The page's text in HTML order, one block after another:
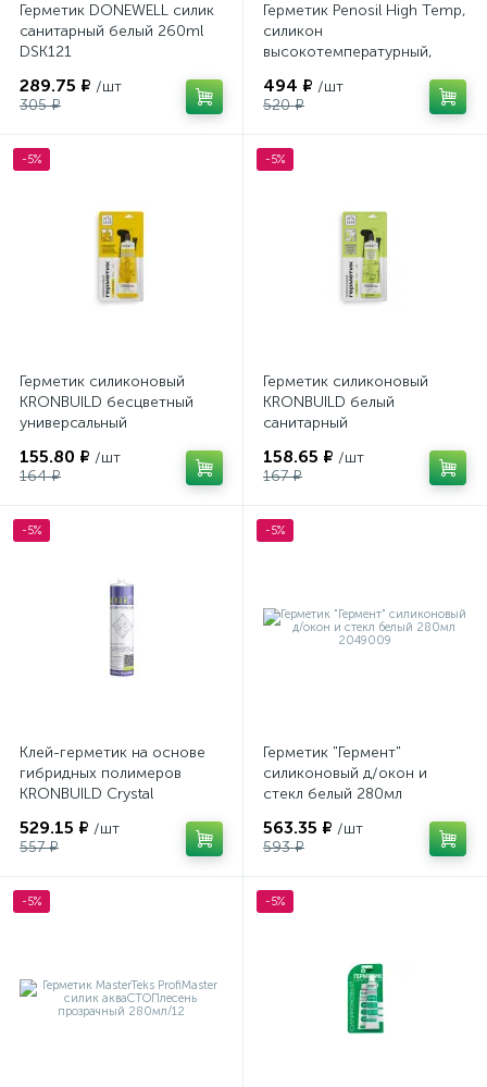
Герметик DONEWELL силик
санитарный белый 260ml
DSK121
289.75 ₽ /шт
305 ₽
Герметик Penosil High Temp,
силикон
высокотемпературный,
494 ₽ /шт
520 ₽
-5%
Герметик силиконовый
KRONBUILD бесцветный
универсальный
выдавливания) 80мл
155.80 ₽ /шт
164 ₽
-5%
Герметик силиконовый
KRONBUILD белый
санитарный
выдавливания) 80мл
158.65 ₽ /шт
167 ₽
-5%
Клей-герметик на основе
гибридных полимеров
KRONBUILD Crystal
529.15 ₽ /шт
557 ₽
-5%
Герметик "Гермент"
силиконовый д/окон и
стекл белый 280мл
563.35 ₽ /шт
593 ₽
-5% -5%